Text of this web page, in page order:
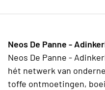
Neos De Panne -
Neos De Panne -
hét netwerk van
toffe ontmoetingen,